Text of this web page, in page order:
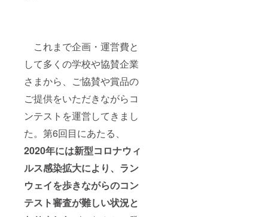
これまで企画・運営費と
して多くの学校や協賛企業
さまから、ご協賛や賞品の
ご提供をいただきながらコ
ンテストを運営してきまし
た。第6回目にあたる、
2020年には新型コロナウィ
ルス感染拡大により、ラン
ウェイを歩きながらのコン
テスト審査が難しい状況と